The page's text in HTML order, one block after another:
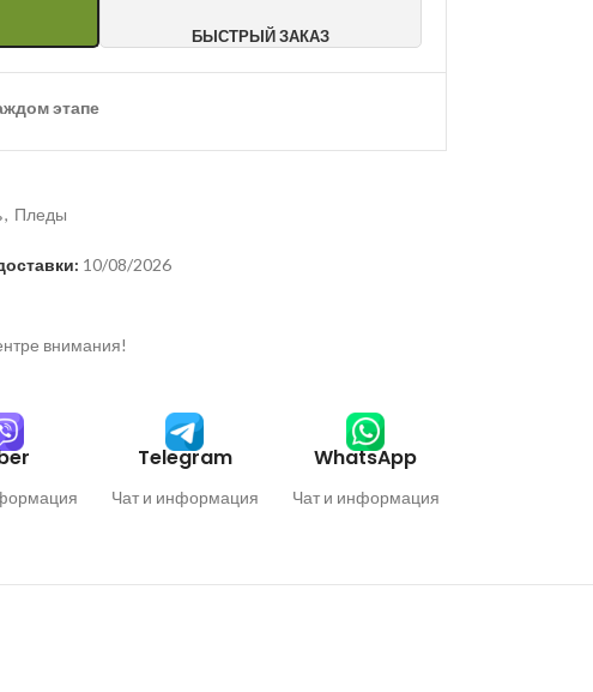
БЫСТРЫЙ ЗАКАЗ
этапе
, Пледы
10/08/2026
внимания!
Telegram
Чат и информация
WhatsApp
Чат и информация